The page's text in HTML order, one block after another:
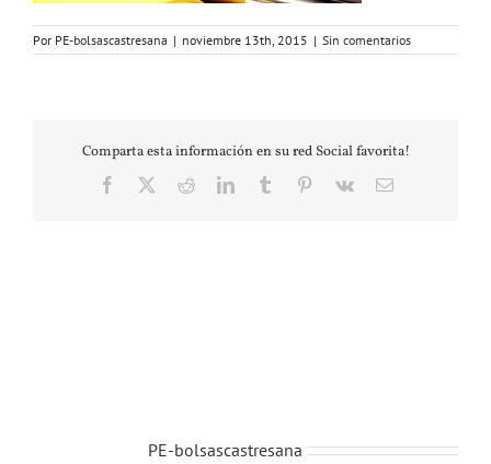
Por PE-bolsascastresana | noviembre 13th, 2015 | Sin comentarios
Comparta esta información en su red Social favorita!
Facebook RedditLinkedInTumblr Pinterest
Vk
Correo
PE-bolsascastresana